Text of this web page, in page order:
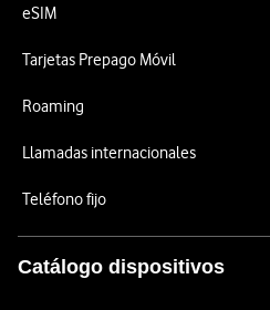
eSIM
Tarjetas Prepago Móvil
Roaming
Llamadas internacionales
Teléfono fijo
Catálogo dispositivos